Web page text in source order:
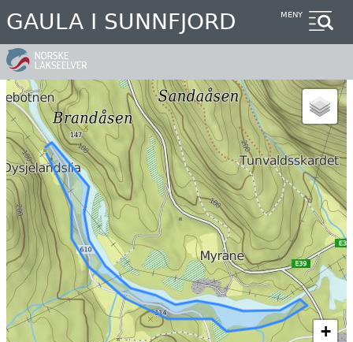
Hopp
til
hovedinnhold
GAULA I SUNNFJORD MENY
+